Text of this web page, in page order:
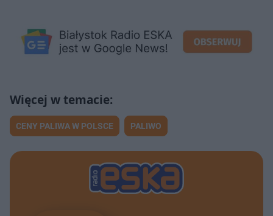
CENY PALIWA W POLSCE PALIWO